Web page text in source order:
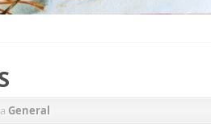
a General